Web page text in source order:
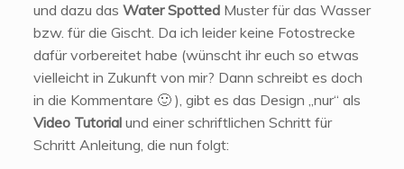
und dazu das Water SpottedMuster für das Wasser
bzw. für die Gischt. Da ich leider keine Fotostrecke
dafür vorbereitet habe (wünscht ihr euch so etwas
vielleicht in Zukunft von mir? Dann schreibt es doch
in die Kommentare 🙂 ), gibt es das Design „nur“ als
Video Tutorialund einer schriftlichen Schritt für
Schritt Anleitung, die nun folgt: